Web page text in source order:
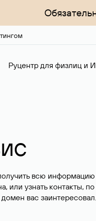
Руцентр для физлиц и
всю
или узнать контакты,
вас заинтересовал.